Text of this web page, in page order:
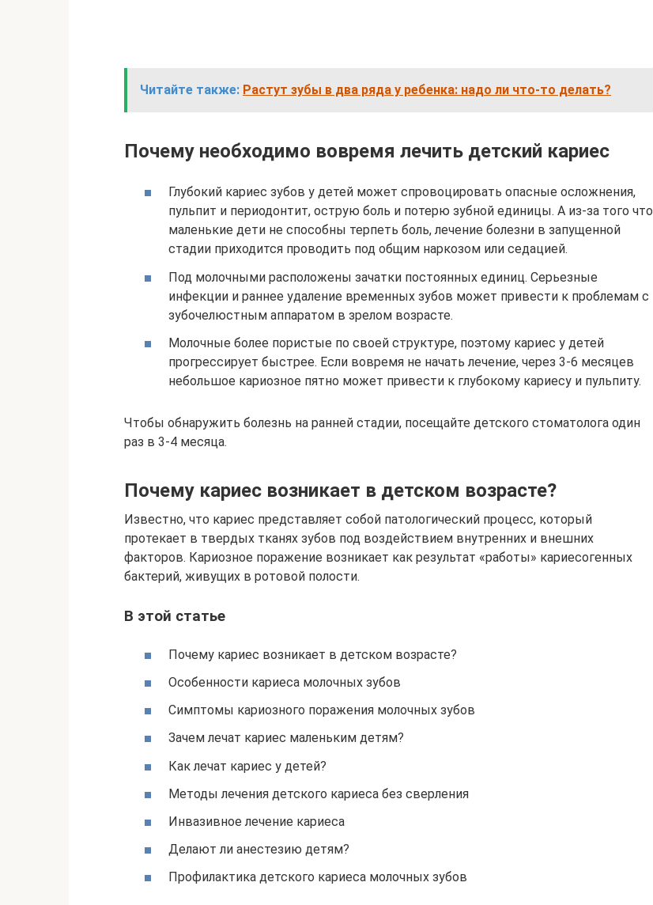
Читайте также: Растут зубы в два ряда у ребенка: надо ли что-то делать?
Почему необходимо вовремя лечить детский кариес
Глубокий кариес зубов у детей может спровоцировать опасные осложнения,
пульпит и периодонтит, острую боль и потерю зубной единицы. А из-за того что
маленькие дети не способны терпеть боль, лечение болезни в запущенной
стадии приходится проводить под общим наркозом или седацией.
Под молочными расположены зачатки постоянных единиц. Серьезные
инфекции и раннее удаление временных зубов может привести к проблемам с
зубочелюстным аппаратом в зрелом возрасте.
Молочные более пористые по своей структуре, поэтому кариес у детей
прогрессирует быстрее. Если вовремя не начать лечение, через 3-6 месяцев
небольшое кариозное пятно может привести к глубокому кариесу и пульпиту.
Чтобы обнаружить болезнь на ранней стадии, посещайте детского стоматолога один
раз в 3-4 месяца.
Почему кариес возникает в детском возрасте?
Известно, что кариес представляет собой патологический процесс, который
протекает в твердых тканях зубов под воздействием внутренних и внешних
факторов. Кариозное поражение возникает как результат «работы» кариесогенных
бактерий, живущих в ротовой полости.
В этой статье
Почему кариес возникает в детском возрасте?
Особенности кариеса молочных зубов
Симптомы кариозного поражения молочных зубов
Зачем лечат кариес маленьким детям?
Как лечат кариес у детей?
Методы лечения детского кариеса без сверления
Инвазивное лечение кариеса
Делают ли анестезию детям?
Профилактика детского кариеса молочных зубов